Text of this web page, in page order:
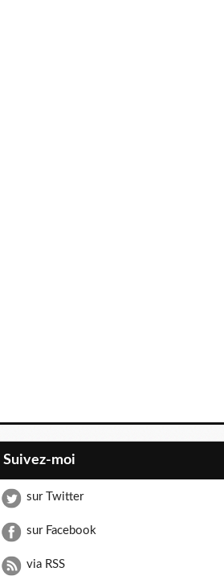
Suivez-moi
sur Twitter
sur Facebook
via RSS